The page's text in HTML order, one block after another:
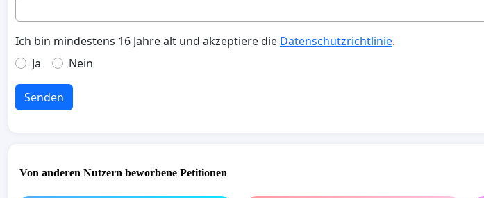
Ich bin mindestens 16 Jahre alt und akzeptiere die Datenschutzrichtlinie.
Ja
Nein
Senden
Von anderen Nutzern beworbene Petitionen